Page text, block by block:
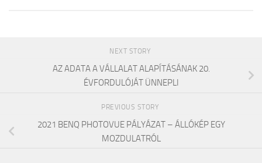
NEXT STORY
AZ ADATA A VÁLLALAT ALAPÍTÁSÁNAK 20.
ÉVFORDULÓJÁT ÜNNEPLI
PREVIOUS STORY
2021 BENQ PHOTOVUE PÁLYÁZAT – ÁLLÓKÉP EGY
MOZDULATRÓL